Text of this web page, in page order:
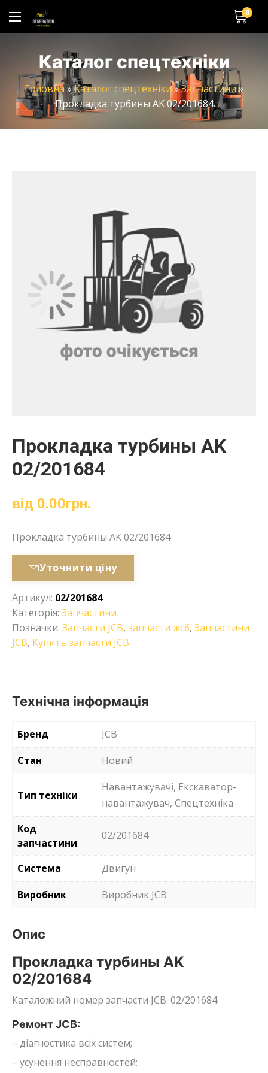
0
Каталог спецтехніки
Головна»Каталог спецтехніки»Запчастини»
Прокладка турбины AK 02/201684
Прокладка турбины AK
02/201684
від 0.00грн.
Прокладка турбины AK 02/201684
Уточнити ціну
Артикул: 02/201684
Категорія: Запчастини
Позначки: Запчасти JCB, запчасти жсб, Запчастини
JCB, Купить запчасти JCB
Технічна інформація
Бренд
JCB
Стан
Новий
Тип техніки
Навантажувачі, Екскаватор-
навантажувач, Спецтехніка
Код
запчастини
02/201684
Система
Двигун
Виробник
Виробник JCB
Опис
Прокладка турбины AK
02/201684
Каталожний номер запчасти JCB: 02/201684
Ремонт JCB:
– діагностика всіх систем;
– усунення несправностей;